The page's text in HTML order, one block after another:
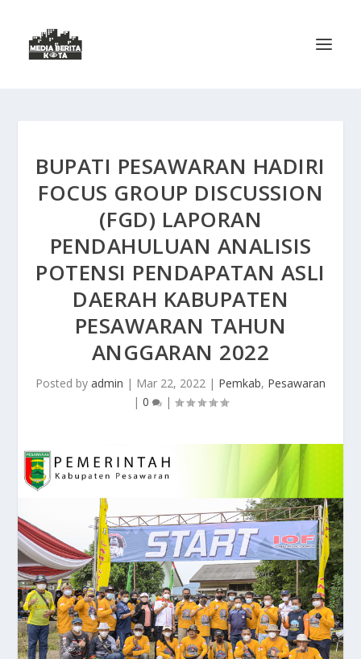
BUPATI PESAWARAN HADIRI
FOCUS GROUP DISCUSSION
(FGD) LAPORAN
PENDAHULUAN ANALISIS
POTENSI PENDAPATAN ASLI
DAERAH KABUPATEN
PESAWARAN TAHUN
ANGGARAN 2022
Posted by admin | Mar 22, 2022 | Pemkab, Pesawaran
| 0 |